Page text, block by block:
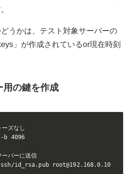
うかは、テスト対象サーバーの
」が作成されているor現在時刻
の鍵を作成
ズなし
b 4096
ーバーに送信
id_rsa.pub root@192.168.0.10